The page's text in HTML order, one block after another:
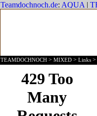
TEAMDOCHNOCH > MIXED > Links >